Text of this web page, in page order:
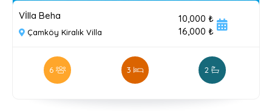
Vİlla Beha
Çamköy Kiralık Villa
10,000 ₺
16,000 ₺
6 3 2